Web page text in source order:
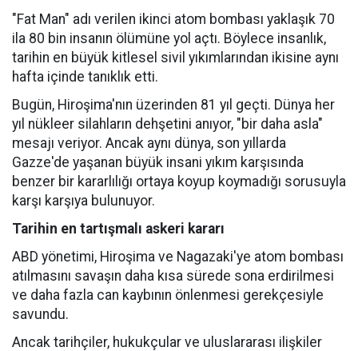
"Fat Man" adı verilen ikinci atom bombası yaklaşık 70
ila 80 bin insanın ölümüne yol açtı. Böylece insanlık,
tarihin en büyük kitlesel sivil yıkımlarından ikisine aynı
hafta içinde tanıklık etti.
Bugün, Hiroşima'nın üzerinden 81 yıl geçti. Dünya her
yıl nükleer silahların dehşetini anıyor, "bir daha asla"
mesajı veriyor. Ancak aynı dünya, son yıllarda
Gazze'de yaşanan büyük insani yıkım karşısında
benzer bir kararlılığı ortaya koyup koymadığı sorusuyla
karşı karşıya bulunuyor.
Tarihin en tartışmalı askeri kararı
ABD yönetimi, Hiroşima ve Nagazaki'ye atom bombası
atılmasını savaşın daha kısa sürede sona erdirilmesi
ve daha fazla can kaybının önlenmesi gerekçesiyle
savundu.
Ancak tarihçiler, hukukçular ve uluslararası ilişkiler